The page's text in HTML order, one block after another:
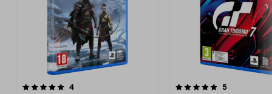
4recensioner
5.0av 5 stjärnor 5recensioner
5.0av 5 stjärnor